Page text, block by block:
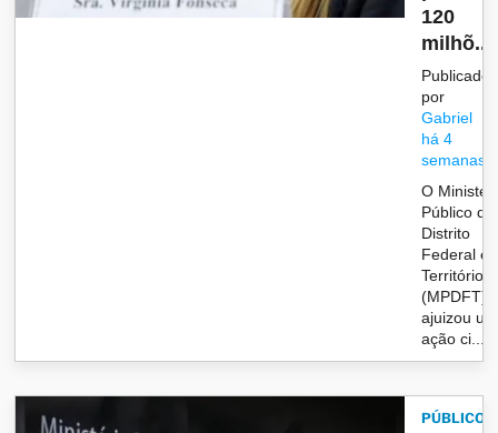
120
milhõ...
Publicado
por
Gabriel
há 4
semanas
O
Público do
Distrito
Federal e
Territórios
(MPDFT)
ajuizou
ação ci...
PÚBLICO